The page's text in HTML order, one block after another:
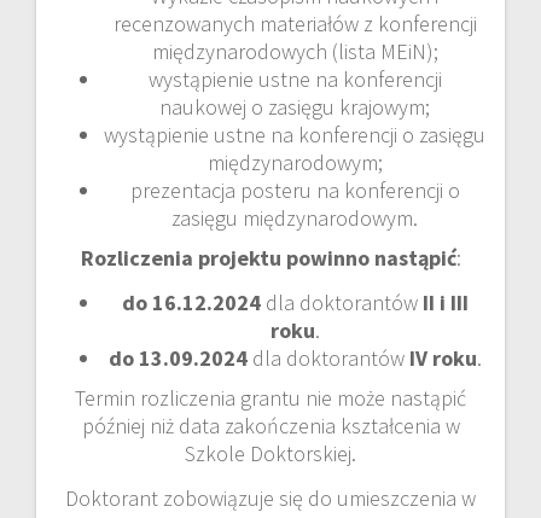
recenzowanych materiałów z konferencji
międzynarodowych (lista MEiN);
wystąpienie ustne na konferencji
naukowej o zasięgu krajowym;
wystąpienie ustne na konferencji o zasięgu
międzynarodowym;
prezentacja posteru na konferencji o
zasięgu międzynarodowym.
Rozliczenia projektu powinno nastąpić:
do 16.12.2024dla doktorantów II i III
roku.
do 13.09.2024dla doktorantów IV roku.
Termin rozliczenia grantu nie może nastąpić
później niż data zakończenia kształcenia w
Szkole Doktorskiej.
Doktorant zobowiązuje się do umieszczenia w